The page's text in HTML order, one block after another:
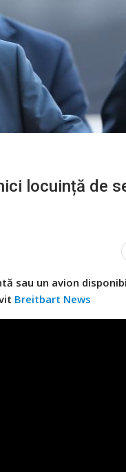
locuință de
sau un avion
Breitbart News